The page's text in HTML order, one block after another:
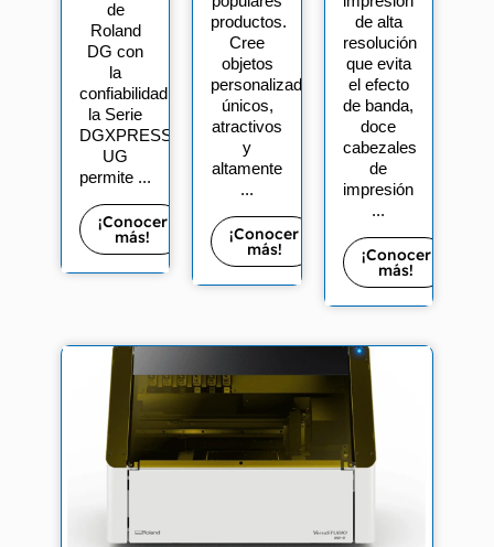
de
Roland
DG con
la
confiabilidad,
la Serie
DGXPRESS
UG
permite ...
¡Conocer
más!
productos.
Cree
objetos
personalizados
únicos,
atractivos
y
altamente
...
¡Conocer
más!
de alta
resolución
que evita
el efecto
de banda,
doce
cabezales
de
impresión
...
¡Conocer
más!